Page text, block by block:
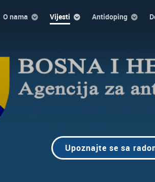
O nama Vijesti Antidoping
Upoznajte se sa